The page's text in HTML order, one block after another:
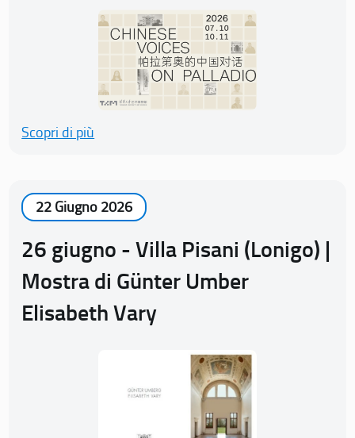
Scopri di più
22 Giugno 2026
26 giugno - Villa Pisani (Lonigo) |
Mostra di Günter Umber
Elisabeth Vary